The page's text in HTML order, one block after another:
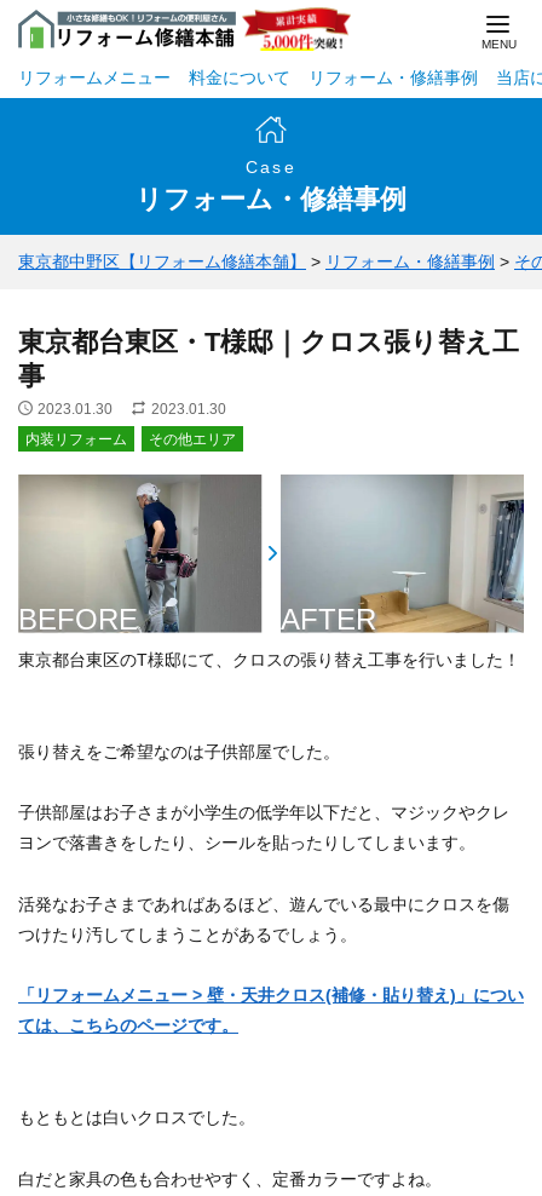
リフォームメニュー 料金について リフォーム・修繕事例 当店
Case
リフォーム・修繕事例
東京都中野区【リフォーム修繕本舗】 > リフォーム・修繕事例 > そ
東京都台東区・T様邸｜クロス張り替え工
事
2023.01.30
2023.01.30
内装リフォーム
その他エリア
BEFORE AFTER
東京都台東区のT様邸にて、クロスの張り替え工事を行いました！
張り替えをご希望なのは子供部屋でした。
子供部屋はお子さまが小学生の低学年以下だと、マジックやクレ
ヨンで落書きをしたり、シールを貼ったりしてしまいます。
活発なお子さまであればあるほど、遊んでいる最中にクロスを傷
つけたり汚してしまうことがあるでしょう。
「リフォームメニュー > 壁・天井クロス(補修・貼り替え)」につい
ては、こちらのページです。
もともとは白いクロスでした。
白だと家具の色も合わせやすく、定番カラーですよね。